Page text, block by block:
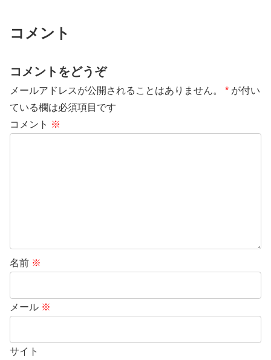
コメント
コメントをどうぞ
メールアドレスが公開されることはありません。 * が付い
ている欄は必須項目です
コメント ※
名前 ※
メール ※
サイト